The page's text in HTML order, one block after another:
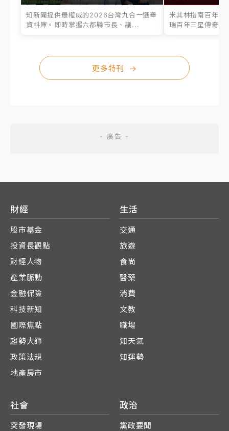
知新聞提供最權威的2026台灣九合一選舉
資料庫。即時掌握六都縣市長、議...
米其林指南百年之
瑞百年三星傳奇、
更多特刊 →
財經
股市基金
投資長觀點
財經人物
產業脈動
金融保險
科技新知
國際焦點
趨勢大師
政策法規
地產房市
生活
交通
旅遊
食尚
醫藥
消費
文教
職場
知天氣
知運勢
社會
突發現場
政治
黨政要聞